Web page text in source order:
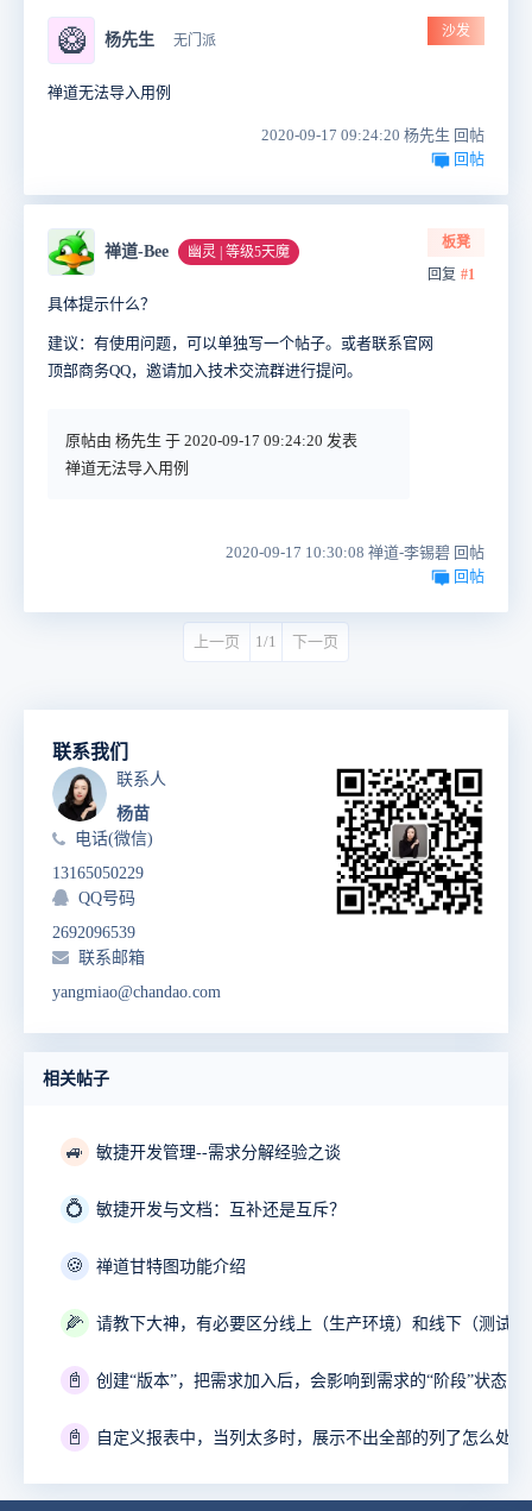
🥝 杨先生 无门派
沙发
禅道无法导入用例
2020-09-17 09:24:20 杨先生 回帖
回帖
禅道-Bee 幽灵 | 等级5天魔
板凳
回复 #1
具体提示什么？
建议：有使用问题，可以单独写一个帖子。或者联系官网
顶部商务QQ，邀请加入技术交流群进行提问。
原帖由 杨先生 于 2020-09-17 09:24:20 发表
禅道无法导入用例
2020-09-17 10:30:08 禅道-李锡碧 回帖
回帖
上一页 1/1 下一页
联系我们
联系人
杨苗
电话(微信)
13165050229
QQ号码
2692096539
联系邮箱
yangmiao@chandao.com
相关帖子
🚙 敏捷开发管理--需求分解经验之谈
💍 敏捷开发与文档：互补还是互斥？
🍪 禅道甘特图功能介绍
🌽
📓 创建“版本”，把需求加入后，会影响到需求的“阶段”状态么
📓 自定义报表中，当列太多时，展示不出全部的列了怎么处理